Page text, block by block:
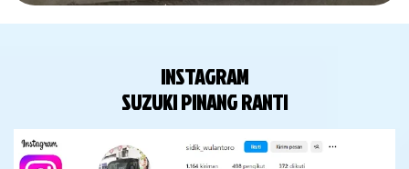
INSTAGRAM
SUZUKI PINANG RANTI